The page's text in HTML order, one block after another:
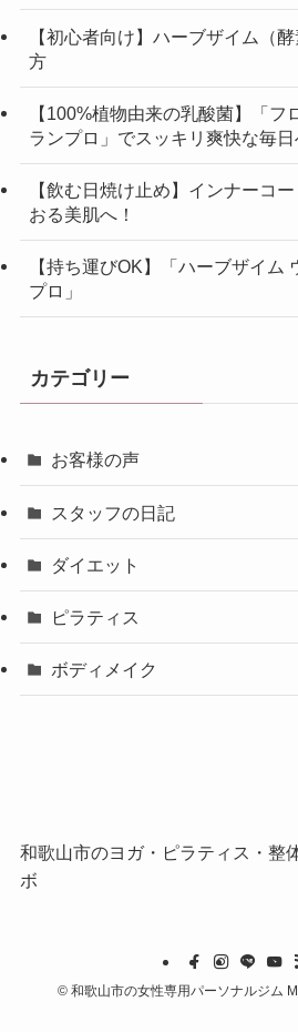
【初心者向け】ハーブザイム（
方
【100%植物由来の乳酸菌】「フ
ランプロ」でスッキリ爽快な毎日
【飲む日焼け止め】インナーコ
おる美肌へ！
【持ち運びOK】「ハーブザイム
プロ」
カテゴリー
お客様の声
スタッフの日記
ダイエット
ピラティス
ボディメイク
和歌山市のヨガ・ピラティス・整
ボ
©和歌山市の女性専用パーソナルジム